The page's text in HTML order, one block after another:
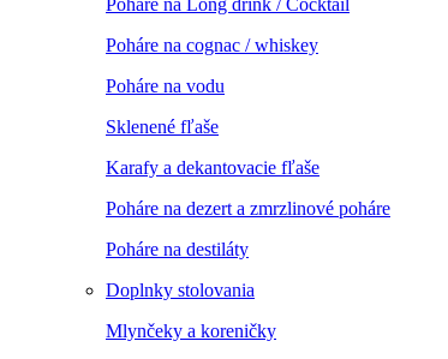
Poháre na Long drink / Cocktail
Poháre na cognac / whiskey
Poháre na vodu
Sklenené fľaše
Karafy a dekantovacie fľaše
Poháre na dezert a zmrzlinové poháre
Poháre na destiláty
Doplnky stolovania
Mlynčeky a koreničky